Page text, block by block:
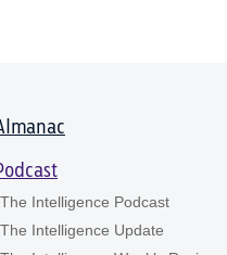
The Intelligence Podcast
The Intelligence Update